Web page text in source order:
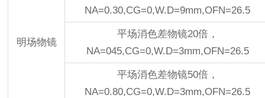
明场物镜
NA=0.30,CG=0,W.D=9mm,OFN=26.5
平场消色差物镜20倍，
NA=045,CG=0,W.D=3mm,OFN=26.5
平场消色差物镜50倍，
NA=0.80,CG=0,W.D=3mm,OFN=26.5